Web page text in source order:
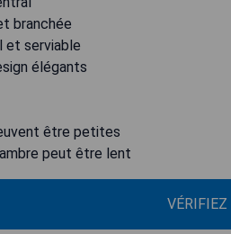
branchée
et serviable
élégants
être petites
peut être lent